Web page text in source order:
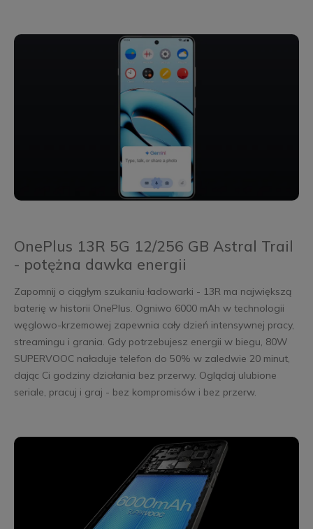
OnePlus 13R 5G 12/256 GB Astral Trail
- potężna dawka energii
Zapomnij o ciągłym szukaniu ładowarki - 13R ma największą
baterię w historii OnePlus. Ogniwo 6000 mAh w technologii
węglowo-krzemowej zapewnia cały dzień intensywnej pracy,
streamingu i grania. Gdy potrzebujesz energii w biegu, 80W
SUPERVOOC naładuje telefon do 50% w zaledwie 20 minut,
dając Ci godziny działania bez przerwy. Oglądaj ulubione
seriale, pracuj i graj - bez kompromisów i bez przerw.